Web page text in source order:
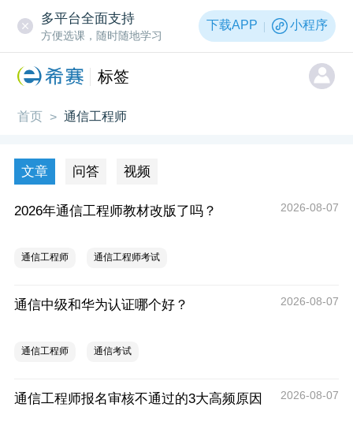
多平台全面支持
方便选课，随时随地学习
下载APP 小程序
标签
首页 > 通信工程师
文章 问答 视频
2026年通信工程师教材改版了吗？ 2026-08-07
通信工程师 通信工程师考试
通信中级和华为认证哪个好？ 2026-08-07
通信工程师 通信考试
通信工程师报名审核不通过的3大高频原因 2026-08-07